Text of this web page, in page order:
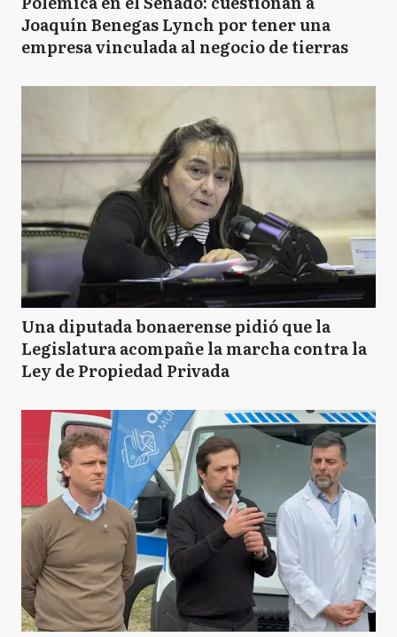
Joaquín Benegas Lynch por tener una
empresa vinculada al negocio de tierras
Una diputada bonaerense pidió que la
Legislatura acompañe la marcha contra la
Ley de Propiedad Privada